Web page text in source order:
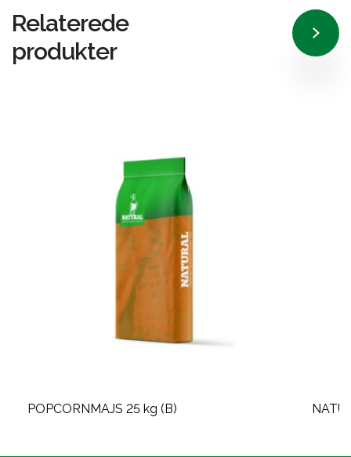
Relaterede
produkter
POPCORNMAJS 25 kg (B)